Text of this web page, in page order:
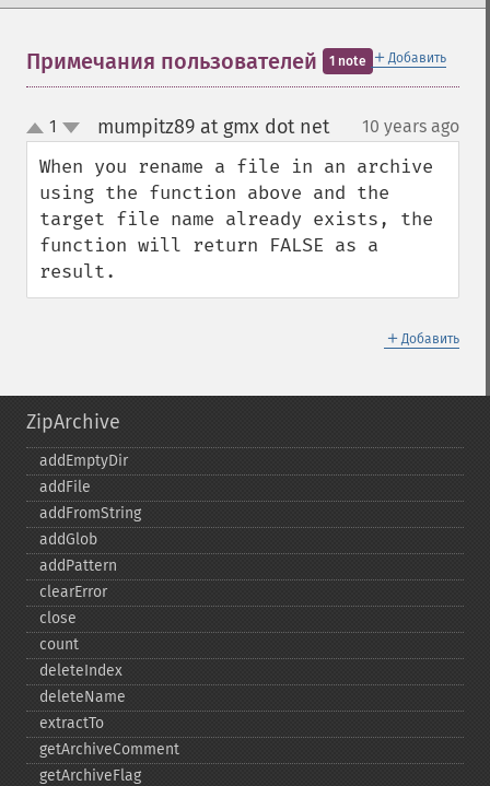
＋ Добавить
Примечания пользователей 1 note
up
down
1 mumpitz89 at gmx dot net¶ 10 years ago
When you rename a file in an archive
using the function above and the
target file name already exists, the
function will return FALSE as a
result.
＋ Добавить
ZipArchive
addEmptyDir
addFile
addFromString
addGlob
addPattern
clearError
close
count
deleteIndex
deleteName
extractTo
getArchiveComment
getArchiveFlag